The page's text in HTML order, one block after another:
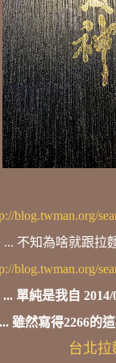
blog.twman.org/
不知為啥就跟拉
blog.twman.org/
單純是我自
雖然寫得2266的
台北拉